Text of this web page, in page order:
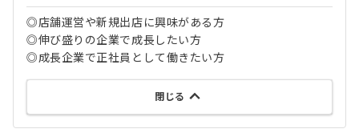
◎店舗運営や新規出店に興味がある方
◎伸び盛りの企業で成長したい方
◎成長企業で正社員として働きたい方
閉じる